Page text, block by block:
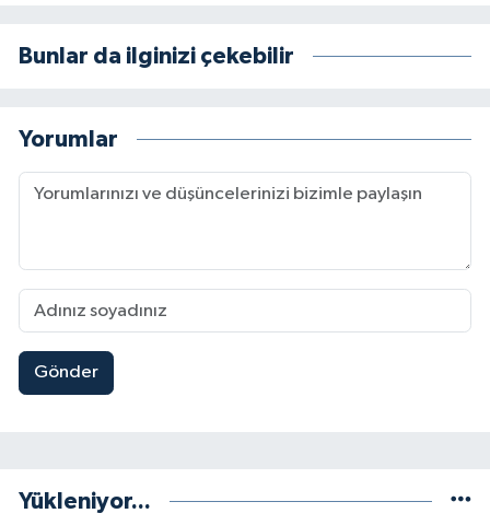
Bunlar da ilginizi çekebilir
Yorumlar
Gönder
Yükleniyor...